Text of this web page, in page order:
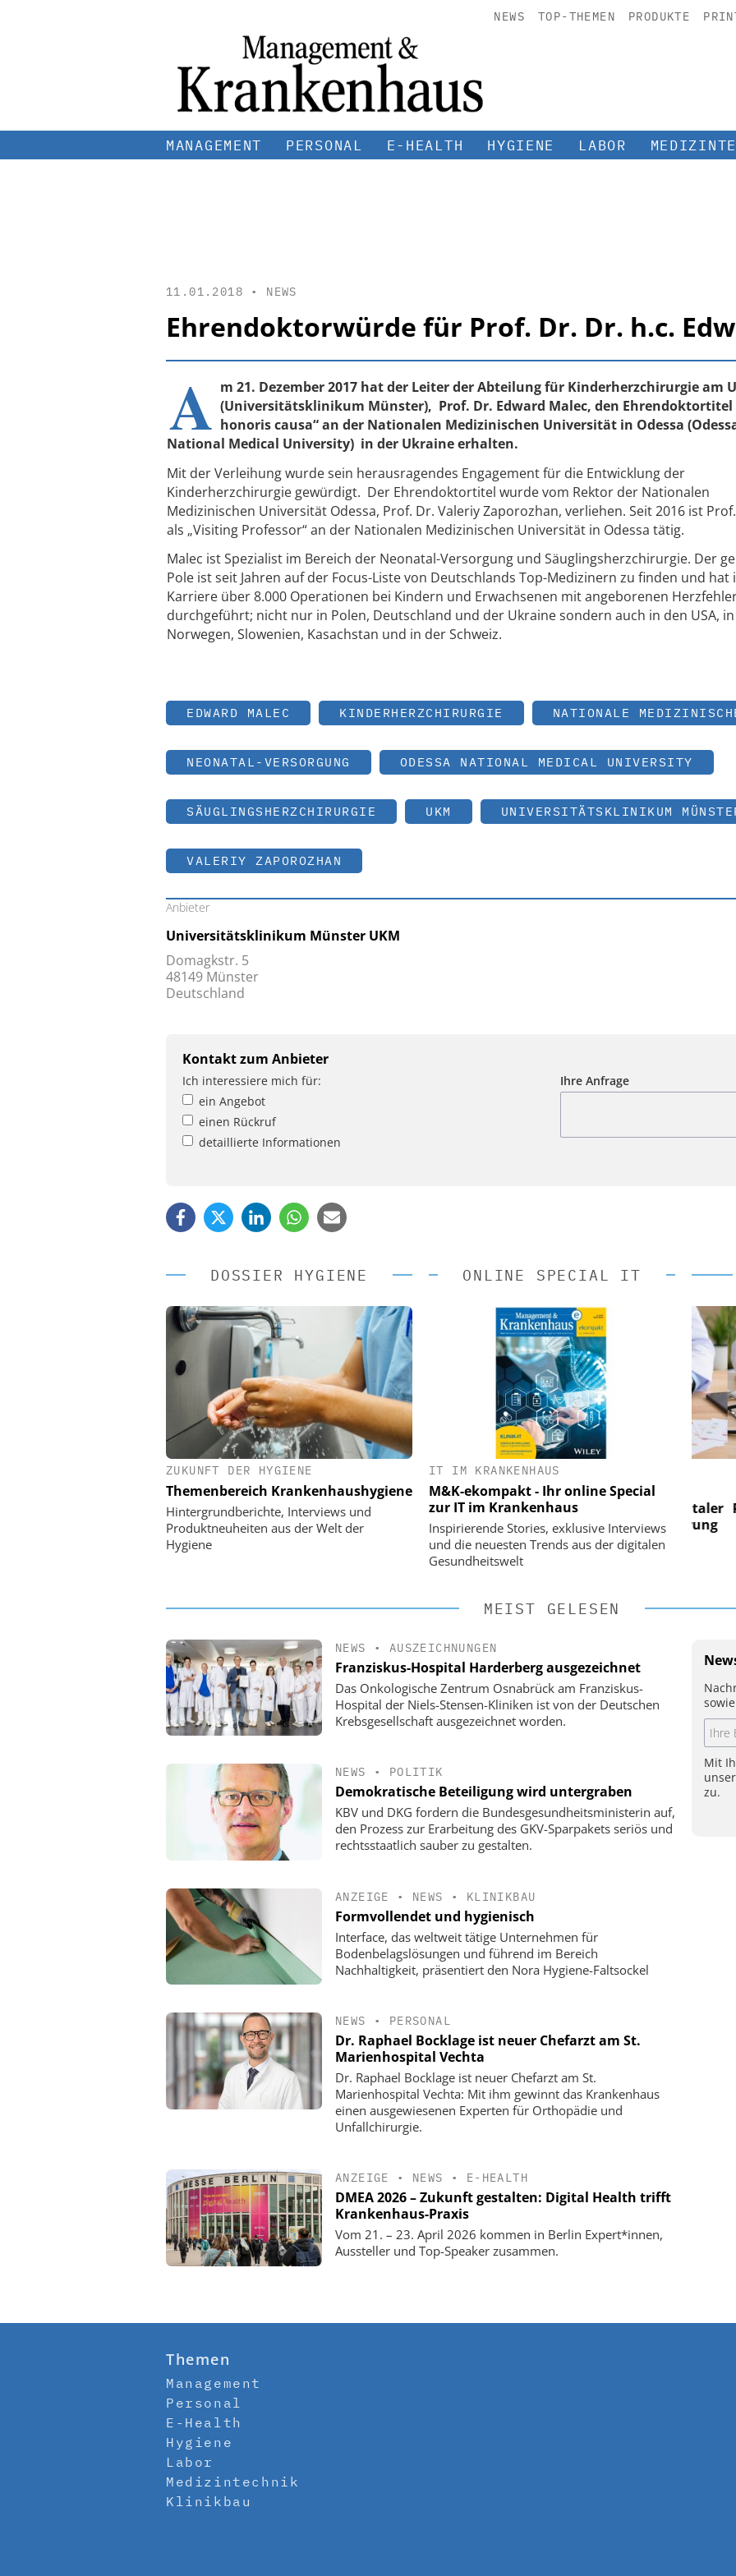
NEWS TOP-THEMEN PRODUKTE
MANAGEMENT PERSONAL E-HEALTH HYGIENE LABOR
11.01.2018 • NEWS
Ehrendoktorwürde für Prof. Dr. Dr. h.c.
A m 21. Dezember 2017 hat der Leiter der Abteilung für Kinderherzchirurgie am
(Universitätsklinikum Münster), Prof. Dr. Edward Malec, den Ehrendoktortitel
honoris causa“ an der Nationalen Medizinischen Universität in Odessa
National Medical University) in der Ukraine erhalten.
Mit der Verleihung wurde sein herausragendes Engagement für die Entwicklung der
Kinderherzchirurgie gewürdigt. Der Ehrendoktortitel wurde vom Rektor der Nationalen
Medizinischen Universität Odessa, Prof. Dr. Valeriy Zaporozhan, verliehen. Seit 2016 ist
als „Visiting Professor“ an der Nationalen Medizinischen Universität in Odessa tätig.
Malec ist Spezialist im Bereich der Neonatal-Versorgung und Säuglingsherzchirurgie. Der
Pole ist seit Jahren auf der Focus-Liste von Deutschlands Top-Medizinern zu finden und hat
Karriere über 8.000 Operationen bei Kindern und Erwachsenen mit angeborenen
durchgeführt; nicht nur in Polen, Deutschland und der Ukraine sondern auch in den USA, in
Norwegen, Slowenien, Kasachstan und in der Schweiz.
EDWARD MALEC KINDERHERZCHIRURGIE NATIONALE
NEONATAL-VERSORGUNG ODESSA NATIONAL MEDICAL UNIVERSITY
SÄUGLINGSHERZCHIRURGIE UKM UNIVERSITÄTSKLINIKUM
VALERIY ZAPOROZHAN
Anbieter
Universitätsklinikum Münster UKM
Domagkstr. 5
48149 Münster
Deutschland
Kontakt zum Anbieter
Ich interessiere mich für:
ein Angebot
einen Rückruf
detaillierte Informationen
Ihre Anfrage
DOSSIER HYGIENE
ZUKUNFT DER HYGIENE
Themenbereich Krankenhaushygiene
Hintergrundberichte, Interviews und
Produktneuheiten aus der Welt der
Hygiene
ONLINE SPECIAL IT
IT IM KRANKENHAUS
M&K-ekompakt - Ihr online Special
zur IT im Krankenhaus
Inspirierende Stories, exklusive Interviews
und die neuesten Trends aus der digitalen
Gesundheitswelt
EASY SOFTWARE AG
Digitalisierung im
Personalmanagement: Von digitaler
Ordnung zur KI-fähigen Steuerung
EASY SOFTWARE AG
Digitalisierung im
Personalmanagement: Von digitaler
Ordnung zur KI-fähigen Steuerung
MEIST GELESEN
NEWS • AUSZEICHNUNGEN
Franziskus-Hospital Harderberg ausgezeichnet
Das Onkologische Zentrum Osnabrück am Franziskus-
Hospital der Niels-Stensen-Kliniken ist von der Deutschen
Krebsgesellschaft ausgezeichnet worden.
NEWS • POLITIK
Demokratische Beteiligung wird untergraben
KBV und DKG fordern die Bundesgesundheitsministerin auf,
den Prozess zur Erarbeitung des GKV-Sparpakets seriös und
rechtsstaatlich sauber zu gestalten.
ANZEIGE • NEWS • KLINIKBAU
Formvollendet und hygienisch
Interface, das weltweit tätige Unternehmen für
Bodenbelagslösungen und führend im Bereich
Nachhaltigkeit, präsentiert den Nora Hygiene-Faltsockel
NEWS • PERSONAL
Dr. Raphael Bocklage ist neuer Chefarzt am St.
Marienhospital Vechta
Dr. Raphael Bocklage ist neuer Chefarzt am St.
Marienhospital Vechta: Mit ihm gewinnt das Krankenhaus
einen ausgewiesenen Experten für Orthopädie und
Unfallchirurgie.
ANZEIGE • NEWS • E-HEALTH
DMEA 2026 – Zukunft gestalten: Digital Health trifft
Krankenhaus-Praxis
Vom 21. – 23. April 2026 kommen in Berlin Expert*innen,
Aussteller und Top-Speaker zusammen.
Mit
zu.
Themen
Management
Personal
E-Health
Hygiene
Labor
Medizintechnik
Klinikbau